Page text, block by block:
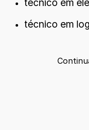
técnico em
técnico em